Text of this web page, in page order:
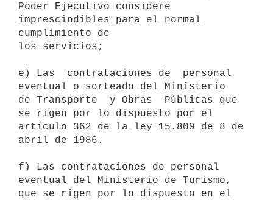
Poder Ejecutivo considere
imprescindibles para el normal
cumplimiento de
los servicios;
e) Las  contrataciones de  personal
eventual o sorteado del Ministerio
de Transporte  y Obras  Públicas que
se rigen por lo dispuesto por el
artículo 362 de la ley 15.809 de 8 de
abril de 1986.
f) Las contrataciones de personal
eventual del Ministerio de Turismo,
que se rigen por lo dispuesto en el